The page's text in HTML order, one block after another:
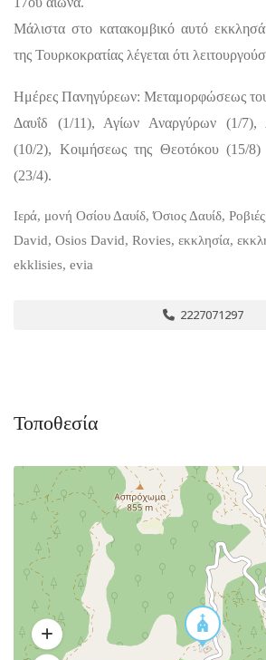
Μάλιστα στο κατακομβικό αυτό
της Τουρκοκρατίας λέγεται ότι
Ημέρες Πανηγύρεων: Μεταμορφώσεως
Δαυΐδ (1/11), Αγίων Αναργύρων (1/7),
(10/2), Κοιμήσεως της Θεοτόκου (15/8)
(23/4).
Ιερά, μονή Οσίου Δαυίδ, Όσιος Δαυίδ,
David, Osios David, Rovies, εκκλησία,
ekklisies, evia
2227071297
Τοποθεσία